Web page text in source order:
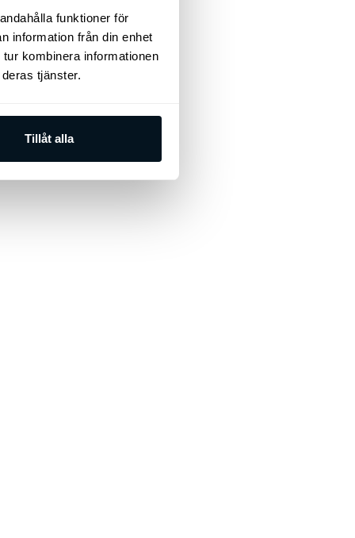
funktioner för
information från din enhet
kombinera informationen
tjänster.
Tillåt alla